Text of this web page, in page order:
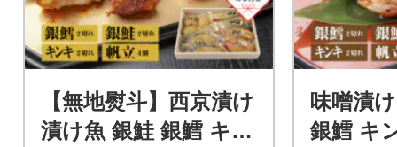
【無地熨斗】西京漬け
漬け魚 銀鮭 銀鱈 キン
味噌漬
銀鱈 キ